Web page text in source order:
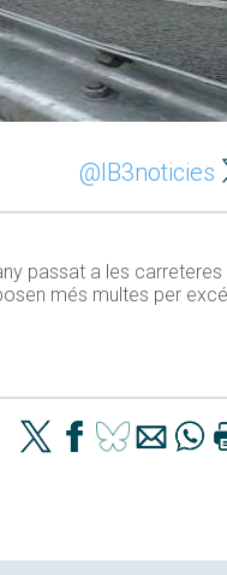
@IB3noticies
passat a les carreteres
més multes per